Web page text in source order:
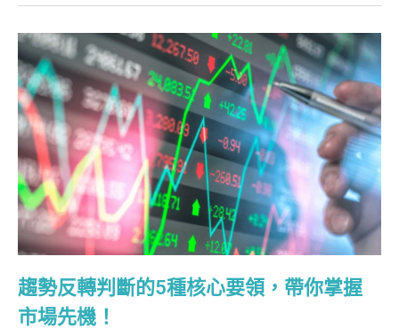
趨勢反轉判斷的5種核心要領，帶你掌握
市場先機！